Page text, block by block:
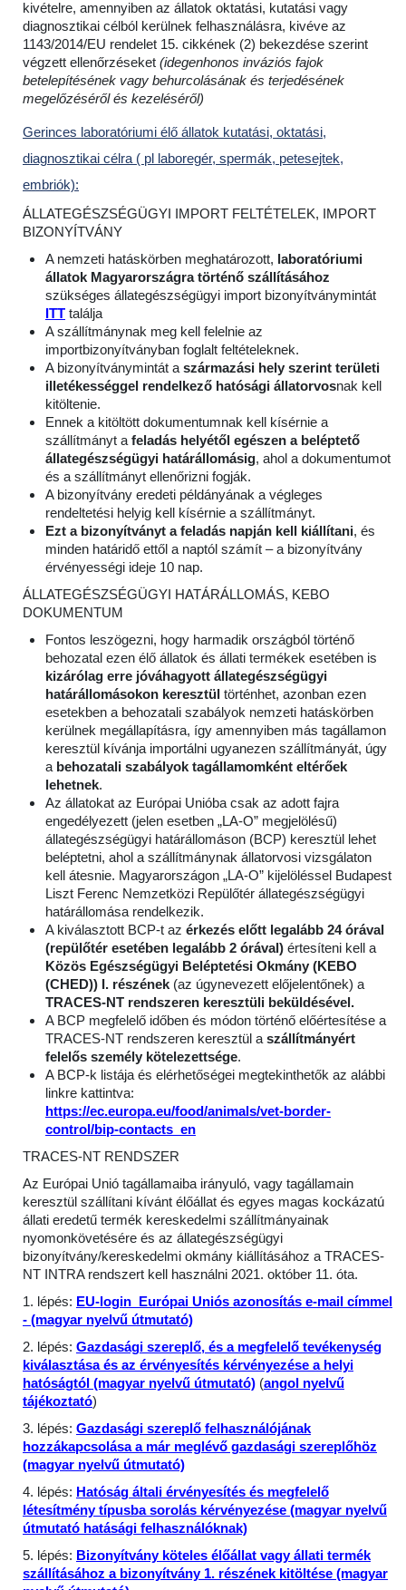
kivételre, amennyiben az állatok oktatási, kutatási vagy
diagnosztikai célból kerülnek felhasználásra, kivéve az
1143/2014/EU rendelet 15. cikkének (2) bekezdése szerint
végzett ellenőrzéseket (idegenhonos inváziós fajok
betelepítésének vagy behurcolásának és terjedésének
megelőzéséről és kezeléséről)
Gerinces laboratóriumi élő állatok kutatási, oktatási,
diagnosztikai célra ( pl laboregér, spermák, petesejtek,
embriók):
ÁLLATEGÉSZSÉGÜGYI IMPORT FELTÉTELEK, IMPORT
BIZONYÍTVÁNY
A nemzeti hatáskörben meghatározott, laboratóriumi
állatok Magyarországra történő szállításához
szükséges állategészségügyi import bizonyítványmintát
ITT találja
A szállítmánynak meg kell felelnie az
importbizonyítványban foglalt feltételeknek.
A bizonyítványmintát aszármazási hely szerint területi
illetékességgel rendelkező hatósági állatorvosnak kell
kitöltenie.
Ennek a kitöltött dokumentumnak kell kísérnie a
szállítmányt afeladás helyétől egészen a beléptető
állategészségügyi határállomásig, ahol a dokumentumot
és a szállítmányt ellenőrizni fogják.
A bizonyítvány eredeti példányának a végleges
rendeltetési helyig kell kísérnie a szállítmányt.
Ezt a bizonyítványt a feladás napján kell kiállítani, és
minden határidő ettől a naptól számít – a bizonyítvány
érvényességi ideje 10 nap.
ÁLLATEGÉSZSÉGÜGYI HATÁRÁLLOMÁS, KEBO
DOKUMENTUM
Fontos leszögezni, hogy harmadik országból történő
behozatal ezen élő állatok és állati termékek esetében is
kizárólag erre jóváhagyott állategészségügyi
határállomásokon keresztül történhet, azonban ezen
esetekben a behozatali szabályok nemzeti hatáskörben
kerülnek megállapításra, így amennyiben más tagállamon
keresztül kívánja importálni ugyanezen szállítmányát, úgy
a behozatali szabályok tagállamomként eltérőek
lehetnek.
Az állatokat az Európai Unióba csak az adott fajra
engedélyezett (jelen esetben „LA-O” megjelölésű)
állategészségügyi határállomáson (BCP) keresztül lehet
beléptetni, ahol a szállítmánynak állatorvosi vizsgálaton
kell átesnie. Magyarországon „LA-O” kijelöléssel Budapest
Liszt Ferenc Nemzetközi Repülőtér állategészségügyi
határállomása rendelkezik.
A kiválasztott BCP-t az érkezés előtt legalább 24 órával
(repülőtér esetében legalább 2 órával) értesíteni kell a
Közös Egészségügyi Beléptetési Okmány (KEBO
(CHED)) I. részének (az úgynevezett előjelentőnek) a
TRACES-NT rendszeren keresztüli beküldésével.
A BCP megfelelő időben és módon történő előértesítése a
TRACES-NT rendszeren keresztül aszállítmányért
felelős személy kötelezettsége.
A BCP-k listája és elérhetőségei megtekinthetők az alábbi
linkre kattintva:
https://ec.europa.eu/food/animals/vet-border-
control/bip-contacts_en
TRACES-NT RENDSZER
Az Európai Unió tagállamaiba irányuló, vagy tagállamain
keresztül szállítani kívánt élőállat és egyes magas kockázatú
állati eredetű termék kereskedelmi szállítmányainak
nyomonkövetésére és az állategészségügyi
bizonyítvány/kereskedelmi okmány kiállításához a TRACES-
NT INTRA rendszert kell használni 2021. október 11. óta.
1. lépés: EU-login Európai Uniós azonosítás e-mail címmel
- (magyar nyelvű útmutató)
2. lépés: Gazdasági szereplő, és a megfelelő tevékenység
kiválasztása és az érvényesítés kérvényezése a helyi
hatóságtól (magyar nyelvű útmutató) (angol nyelvű
tájékoztató)
3. lépés: Gazdasági szereplő felhasználójának
hozzákapcsolása a már meglévő gazdasági szereplőhöz
(magyar nyelvű útmutató)
4. lépés: Hatóság általi érvényesítés és megfelelő
létesítmény típusba sorolás kérvényezése (magyar nyelvű
útmutató hatásági felhasználóknak)
5. lépés: Bizonyítvány köteles élőállat vagy állati termék
szállításához a bizonyítvány 1. részének kitöltése (magyar